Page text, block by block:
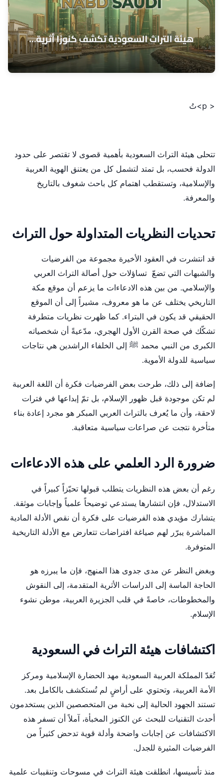
< p>تُ
تتحلى هيئة التراث السعودية بأهمية قصوى لا تقتصر على حدود
الدولة فحسب، بل تمتد لتشمل كل من يعتنق الهوية العربية
والإسلامية، وتستقطب اهتمام كل باحث شغوف بالتاريخ
والمعرفة.
تحديات النظريات المتداولة حول التراث
قد انتشرت في العقود الأخيرة مجموعة من الفرضيات
والشبهات التي تضعّ تساؤلات حول أصالة التراث العربي
والإسلامي. من بين هذه الادعاءات ما يزعم أن موقع مكة
التاريخي يختلف عن ما هو معروف، مشيراً إلى أن الموقع
الحقيقي قد يكون في البتراء. كما ظهرت نظريات متطرفة
تشكّك في صحة القرن الأول الهجري، مدّعيةً أن شخصياته
الكبرى من النبي محمد ﷺ إلى الخلفاء الراشدين هي نتاجات
سياسية للدولة الأموية.
إضافة إلى ذلك، طرحت بعض الفرضيات فكرة أن اللغة العربية
لم تكن موجودة قبل ظهور الإسلام، بل تمّ إبداعها في فترات
لاحقة، وأن ما يُعرف بالتراث العربي المبكر هو مجرد إعادة بناء
متأخرة نتجت عن صراعات سياسية متعاقبة.
ضرورة الرد العلمي على هذه الادعاءات
رغم أن بعض هذه النظريات يتطلب قبولها تحيّزاً كبيراً في
الاستدلال، فإن انتشارها يستدعي توضيحاً علمياً وإجابات موثقة.
يتشارك مؤيدي هذه الفرضيات على فكرة أن نقص الأدلة المادية
المباشرة يبرّر لهم صياغة افتراضات تتعارض مع الأدلة التاريخية
المتوفرة.
وبغض النظر عن مدى جدوى هذا المنهج، فإن ما يبرزه هو
الحاجة الماسة إلى الدراسات الأثرية المتقدمة، إلى النقوش
والمخطوطات، خاصةً في قلب الجزيرة العربية، موطن نشوء
الإسلام.
اكتشافات هيئة التراث في السعودية
تُعَدّ المملكة العربية السعودية مهد الحضارة الإسلامية ومركز
الأمة العربية، وتحتوي على أراضٍ لم تُستكشف بالكامل بعد.
تستند الجهود الحالية إلى نخبة من المتخصصين الذين يستخدمون
أحدث التقنيات للبحث عن الكنوز المخبأة، آملاً أن تسفر هذه
الاكتشافات عن إجابات واضحة وأدلة قوية تدحض كثيراً من
الفرضيات المثيرة للجدل.
منذ تأسيسها، انطلقت هيئة التراث في مسوحات وتنقيبات علمية